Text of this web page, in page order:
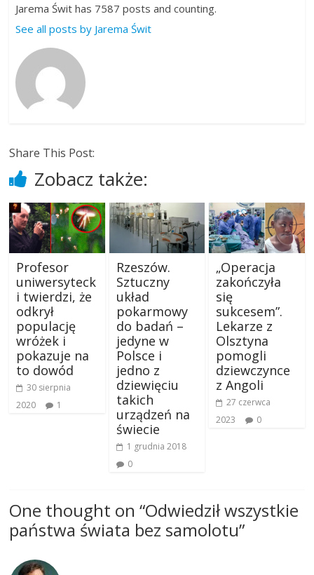
Jarema Świt has 7587 posts and counting.
See all posts by Jarema Świt
Share This Post:
Zobacz także:
Profesor
uniwersyteck
i twierdzi, że
odkrył
populację
wróżek i
pokazuje na
to dowód
30 sierpnia
2020
1
Rzeszów.
Sztuczny
układ
pokarmowy
do badań –
jedyne w
Polsce i
jedno z
dziewięciu
takich
urządzeń na
świecie
1 grudnia 2018
0
„Operacja
zakończyła
się
sukcesem”.
Lekarze z
Olsztyna
pomogli
dziewczynce
z Angoli
27 czerwca
2023
0
One thought on “Odwiedził wszystkie
państwa świata bez samolotu”